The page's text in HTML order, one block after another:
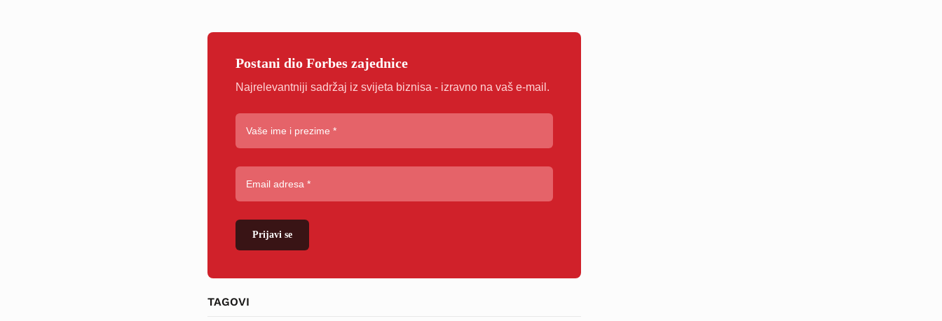
Postani dio Forbes zajednice
Najrelevantniji sadržaj iz svijeta biznisa - izravno na vaš e-mail.
Prijavi se
TAGOVI